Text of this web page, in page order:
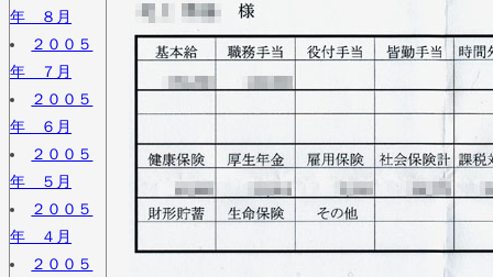
年 ８月
２００５
年 ７月
２００５
年 ６月
２００５
年 ５月
２００５
年 ４月
２００５